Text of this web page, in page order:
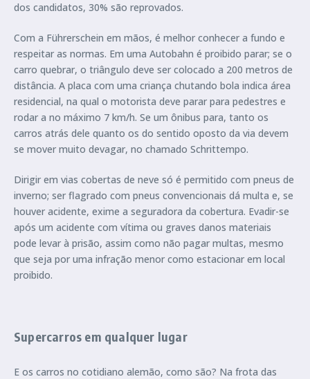
dos candidatos, 30% são reprovados.
Com a Führerschein em mãos, é melhor conhecer a fundo e
respeitar as normas. Em uma Autobahn é proibido parar; se o
carro quebrar, o triângulo deve ser colocado a 200 metros de
distância. A placa com uma criança chutando bola indica área
residencial, na qual o motorista deve parar para pedestres e
rodar a no máximo 7 km/h. Se um ônibus para, tanto os
carros atrás dele quanto os do sentido oposto da via devem
se mover muito devagar, no chamado Schrittempo.
Dirigir em vias cobertas de neve só é permitido com pneus de
inverno; ser flagrado com pneus convencionais dá multa e, se
houver acidente, exime a seguradora da cobertura. Evadir-se
após um acidente com vítima ou graves danos materiais
pode levar à prisão, assim como não pagar multas, mesmo
que seja por uma infração menor como estacionar em local
proibido.
Supercarros em qualquer lugar
E os carros no cotidiano alemão, como são? Na frota das